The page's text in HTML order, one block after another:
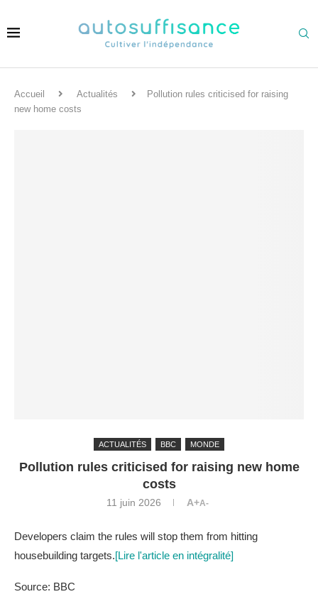
Accueil Actualités
Pollution rules criticised for raising
new home costs
ACTUALITÉS BBC MONDE
Pollution rules criticised for raising new home
costs
11 juin 2026 A+A-
Developers claim the rules will stop them from hitting
housebuilding targets.[Lire l'article en intégralité]
Source: BBC